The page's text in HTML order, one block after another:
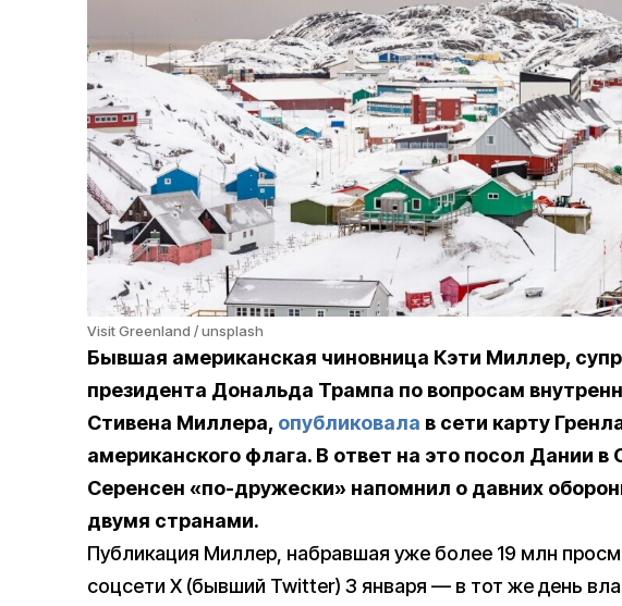
Visit Greenland / unsplash
Бывшая американская чиновница Кэти Миллер,
президента Дональда Трампа по вопросам
Стивена Миллера, опубликовала в сети карту
американского флага. В ответ на это посол Дании
Серенсен «по-дружески» напомнил о давних
двумя странами.
Публикация Миллер, набравшая уже более 19 млн
соцсети Х (бывший Twitter) 3 января — в тот же день